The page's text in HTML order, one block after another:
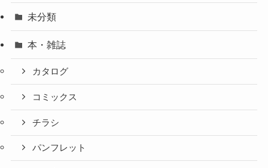
未分類
本・雑誌
カタログ
コミックス
チラシ
パンフレット